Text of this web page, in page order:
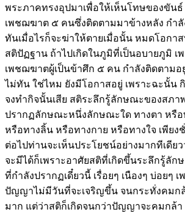
พระภาคทรงอุปมาเพื่อให้เห็นโทษของขันธ์
เพชฌฆาต ๕ คนซึ่งติดตามมาข้างหลัง กำ
ทันเมื่อไรก็จะฆ่าให้ตายเมื่อนั้น หมดโอกา
สติปัฏฐาน ถ้าไปเกิดในภูมิที่เป็นอบายภูมิ
เพชฌฆาตผู้เป็นข้าศึก ๕ คน กำลังติดตามอ
ไม่ทัน ใช่ไหม ยังมีโอกาสอยู่ เพราะฉะนั้น
จงทำกิจนั้นเสีย สติระลึกรู้ลักษณะของสภา
ปรากฏลักษณะหนึ่งลักษณะใด ทางตา หรือ
หรือทางลิ้น หรือทางกาย หรือทางใจ เพียง
ต่อไปท่านจะเห็นประโยชน์อย่างมากทีเดี
จะมีได้ก็เพราะอาศัยสติที่เกิดขึ้นระลึกรู้ลั
ที่กำลังปรากฏเดี๋ยวนี้ เรื่อยๆ เนืองๆ บ่อยๆ เ
ปัญญาไม่มีวันที่จะเจริญขึ้น จนกระทั่งคมกล้
มาก แต่ว่าสติก็เกิดจนกว่าปัญญาจะคมกล้า